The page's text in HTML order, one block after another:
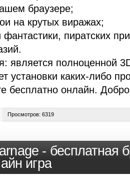
браузере;
на крутых виражах;
пиратских
является полноценной
установки каких-либо
бесплатно онлайн.
Просмотров: 6319
- бесплатная
игра